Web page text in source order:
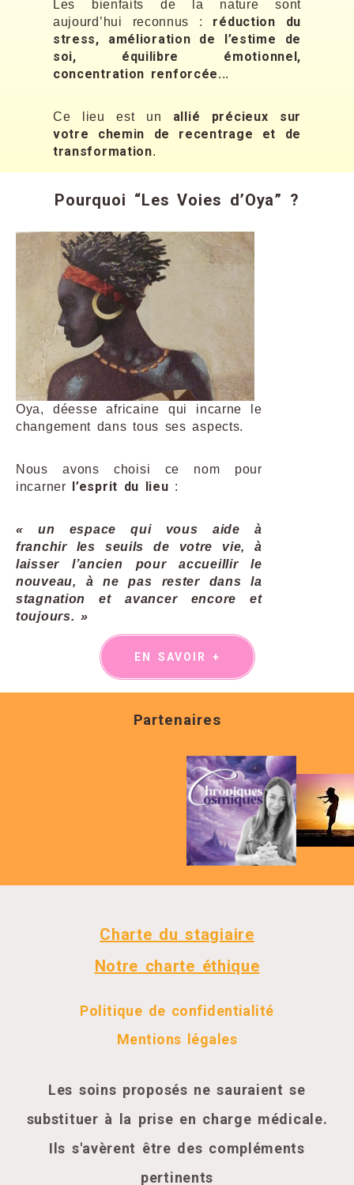
Les bienfaits de la nature sont
aujourd’hui reconnus : réduction du
stress, amélioration de l’estime de
soi, équilibre émotionnel,
concentration renforcée...
Ce lieu est un allié précieux sur
votre chemin de recentrage et de
transformation.
Pourquoi “Les Voies d’Oya” ?
Oya, déesse africaine qui incarne le
changement dans tous ses aspects.
Nous avons choisi ce nom pour
incarner l’esprit du lieu :
« un espace qui vous aide à
franchir les seuils de votre vie, à
laisser l’ancien pour accueillir le
nouveau, à ne pas rester dans la
stagnation et avancer encore et
toujours. »
EN SAVOIR +
Partenaires
Charte du stagiaire
Notre charte éthique
Politique de confidentialité
Mentions légales
Les soins proposés ne sauraient se
substituer à la prise en charge médicale.
Ils s'avèrent être des compléments
pertinents